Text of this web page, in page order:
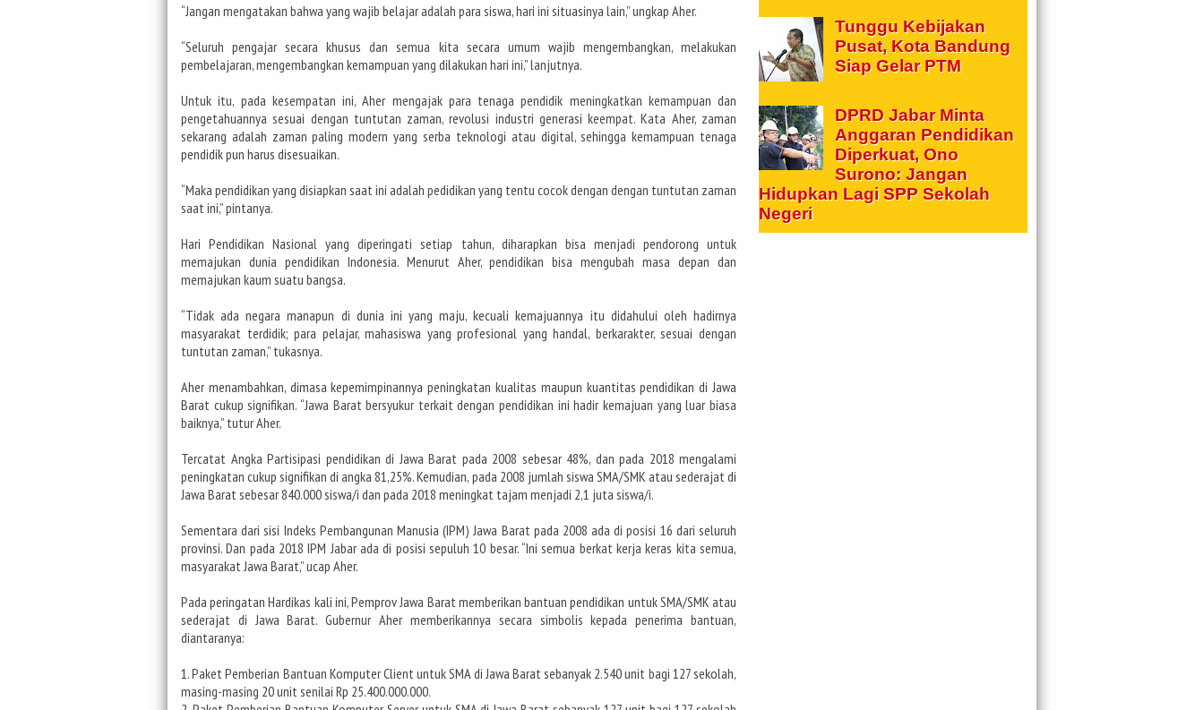
“Jangan mengatakan bahwa yang wajib belajar adalah para siswa, hari ini situasinya lain,” ungkap Aher.
“Seluruh pengajar secara khusus dan semua kita secara umum wajib mengembangkan, melakukan
pembelajaran, mengembangkan kemampuan yang dilakukan hari ini,” lanjutnya.
Untuk itu, pada kesempatan ini, Aher mengajak para tenaga pendidik meningkatkan kemampuan dan
pengetahuannya sesuai dengan tuntutan zaman, revolusi industri generasi keempat. Kata Aher, zaman
sekarang adalah zaman paling modern yang serba teknologi atau digital, sehingga kemampuan tenaga
pendidik pun harus disesuaikan.
“Maka pendidikan yang disiapkan saat ini adalah pedidikan yang tentu cocok dengan dengan tuntutan zaman
saat ini,” pintanya.
Hari Pendidikan Nasional yang diperingati setiap tahun, diharapkan bisa menjadi pendorong untuk
memajukan dunia pendidikan Indonesia. Menurut Aher, pendidikan bisa mengubah masa depan dan
memajukan kaum suatu bangsa.
“Tidak ada negara manapun di dunia ini yang maju, kecuali kemajuannya itu didahului oleh hadirnya
masyarakat terdidik; para pelajar, mahasiswa yang profesional yang handal, berkarakter, sesuai dengan
tuntutan zaman,” tukasnya.
Aher menambahkan, dimasa kepemimpinannya peningkatan kualitas maupun kuantitas pendidikan di Jawa
Barat cukup signifikan. “Jawa Barat bersyukur terkait dengan pendidikan ini hadir kemajuan yang luar biasa
baiknya,” tutur Aher.
Tercatat Angka Partisipasi pendidikan di Jawa Barat pada 2008 sebesar 48%, dan pada 2018 mengalami
peningkatan cukup signifikan di angka 81,25%. Kemudian, pada 2008 jumlah siswa SMA/SMK atau sederajat di
Jawa Barat sebesar 840.000 siswa/i dan pada 2018 meningkat tajam menjadi 2,1 juta siswa/i.
Sementara dari sisi Indeks Pembangunan Manusia (IPM) Jawa Barat pada 2008 ada di posisi 16 dari seluruh
provinsi. Dan pada 2018 IPM Jabar ada di posisi sepuluh 10 besar. “Ini semua berkat kerja keras kita semua,
masyarakat Jawa Barat,” ucap Aher.
Pada peringatan Hardikas kali ini, Pemprov Jawa Barat memberikan bantuan pendidikan untuk SMA/SMK atau
sederajat di Jawa Barat. Gubernur Aher memberikannya secara simbolis kepada penerima bantuan,
diantaranya:
1. Paket Pemberian Bantuan Komputer Client untuk SMA di Jawa Barat sebanyak 2.540 unit bagi 127 sekolah,
masing-masing 20 unit senilai Rp 25.400.000.000.
Tunggu Kebijakan
Pusat, Kota Bandung
Siap Gelar PTM
DPRD Jabar Minta
Anggaran Pendidikan
Diperkuat, Ono
Surono: Jangan
Hidupkan Lagi SPP Sekolah
Negeri